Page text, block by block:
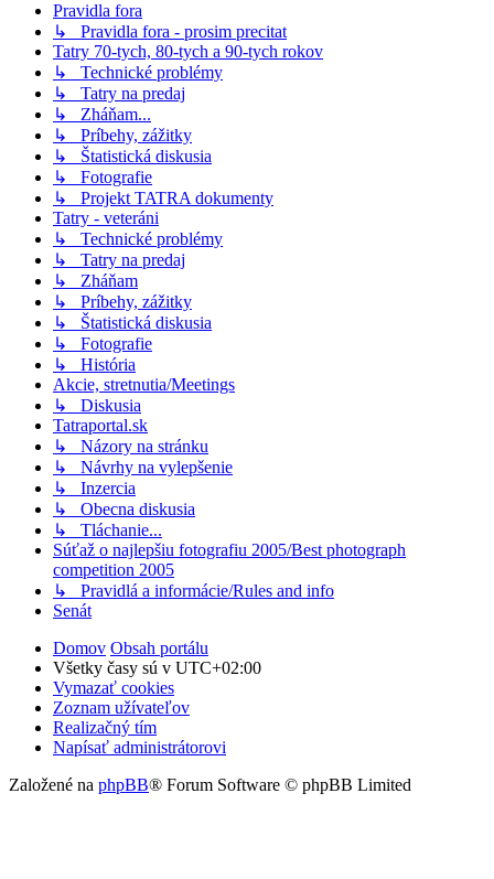
Pravidla fora
↳ Pravidla fora - prosim precitat
Tatry 70-tych, 80-tych a 90-tych rokov
↳ Technické problémy
↳ Tatry na predaj
↳ Zháňam...
↳ Príbehy, zážitky
↳ Štatistická diskusia
↳ Fotografie
↳ Projekt TATRA dokumenty
Tatry - veteráni
↳ Technické problémy
↳ Tatry na predaj
↳ Zháňam
↳ Príbehy, zážitky
↳ Štatistická diskusia
↳ Fotografie
↳ História
Akcie, stretnutia/Meetings
↳ Diskusia
Tatraportal.sk
↳ Názory na stránku
↳ Návrhy na vylepšenie
↳ Inzercia
↳ Obecna diskusia
↳ Tláchanie...
Súťaž o najlepšiu fotografiu 2005/Best photograph
competition 2005
↳ Pravidlá a informácie/Rules and info
Senát
Domov Obsah portálu
Všetky časy sú v UTC+02:00
Vymazať cookies
Zoznam užívateľov
Realizačný tím
Napísať administrátorovi
Založené na phpBB® Forum Software © phpBB Limited